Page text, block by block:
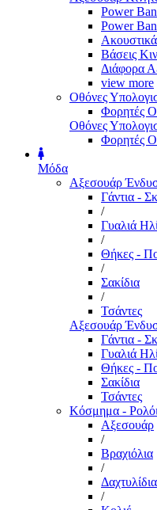
Power
Power
Ακουστικά
Βάσεις
Διάφορα
view more
Οθόνες
Φορητές
Οθόνες
Φορητές
Μόδα
Αξεσουάρ
Γάντια -
/
Γυαλιά
/
Θήκες -
/
Σακίδια
/
Τσάντες
Αξεσουάρ
Γάντια -
Γυαλιά
Θήκες -
Σακίδια
Τσάντες
Κόσμημα - Ρολόι
Αξεσουάρ
/
Βραχιόλια
/
Δαχτυλίδια
/